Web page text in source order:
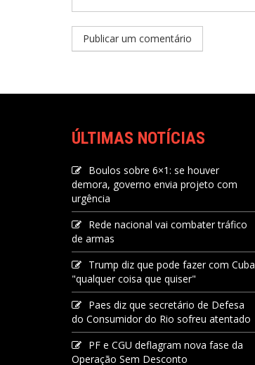
ÚLTIMAS NOTÍCIAS
Boulos sobre 6×1: se houver
demora, governo envia projeto com
urgência
Rede nacional vai combater tráfico
de armas
Trump diz que pode fazer com Cuba
"qualquer coisa que quiser"
Paes diz que secretário de Defesa
do Consumidor do Rio sofreu atentado
PF e CGU deflagram nova fase da
Operação Sem Desconto